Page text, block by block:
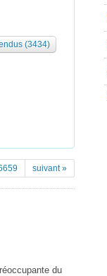
(3434)
suivant »
du